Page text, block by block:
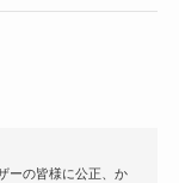
ーの皆様に公正、か